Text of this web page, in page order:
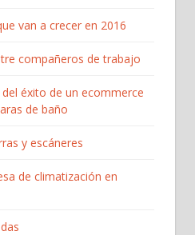
van a crecer en 2016
compañeros de trabajo
éxito de un ecommerce
de baño
y escáneres
de climatización en